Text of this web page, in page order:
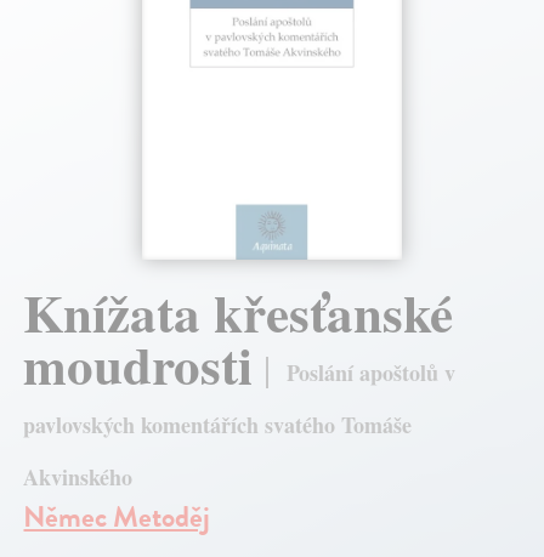
Knížata křesťanské
moudrosti
Poslání apoštolů v
pavlovských komentářích svatého Tomáše
Akvinského
Němec Metoděj